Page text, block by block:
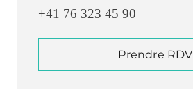
+41 76 323 45 90
Prendre RDV